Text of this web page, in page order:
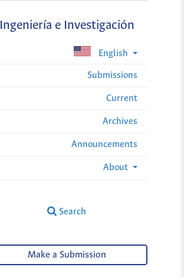
Ingeniería e Investigación
English
Submissions
Current
Archives
Announcements
About
Search
Make a Submission